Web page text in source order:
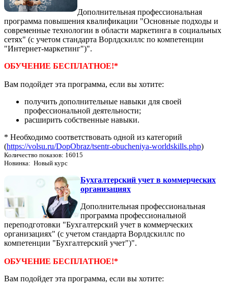
Дополнительная профессиональная
программа повышения квалификации "Основные подходы и
современные технологии в области маркетинга в социальных
сетях" (с учетом стандарта Ворлдскиллс по компетенции
"Интернет-маркетинг")".
ОБУЧЕНИЕ БЕСПЛАТНОЕ!*
Вам подойдет эта программа, если вы хотите:
получить дополнительные навыки для своей
профессиональной деятельности;
расширить собственные навыки.
* Необходимо соответствовать одной из категорий
(https://volsu.ru/DopObraz/tsentr-obucheniya-worldskills.php)
Количество показов: 16015
Новинка: Новый курс
Бухгалтерский учет в коммерческих
организациях
Дополнительная профессиональная
программа профессиональной
переподготовки "Бухгалтерский учет в коммерческих
организациях" (с учетом стандарта Ворлдскиллс по
компетенции "Бухгалтерский учет")".
ОБУЧЕНИЕ БЕСПЛАТНОЕ!*
Вам подойдет эта программа, если вы хотите: